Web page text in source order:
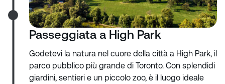
Passeggiata a High Park
Godetevi la natura nel cuore della città a High Park, il
parco pubblico più grande di Toronto. Con splendidi
giardini, sentieri e un piccolo zoo, è il luogo ideale